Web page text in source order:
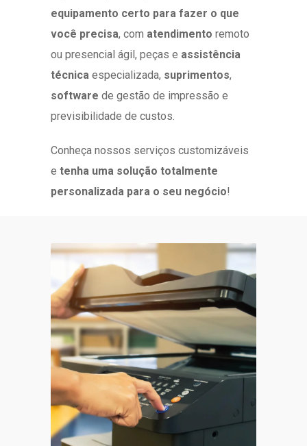
equipamento certo para fazer o que
você precisa, com atendimento remoto
ou presencial ágil, peças e assistência
técnica especializada, suprimentos,
software de gestão de impressão e
previsibilidade de custos.
Conheça nossos serviços customizáveis
e tenha uma solução totalmente
personalizada para o seu negócio!